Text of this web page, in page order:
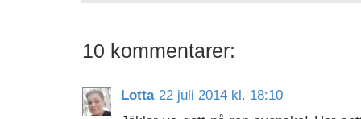
10 kommentarer:
Lotta 22 juli 2014 kl. 18:10